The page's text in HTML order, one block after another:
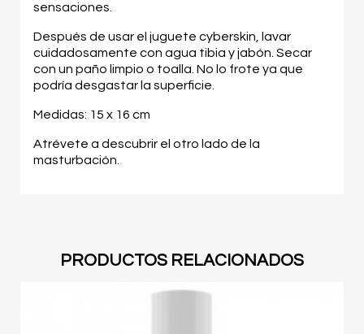
sensaciones.
Después de usar el juguete cyberskin, lavar
cuidadosamente con agua tibia y jabón. Secar
con un paño limpio o toalla. No lo frote ya que
podría desgastar la superficie.
Medidas: 15 x 16 cm
Atrévete a descubrir el otro lado de la
masturbación.
PRODUCTOS RELACIONADOS